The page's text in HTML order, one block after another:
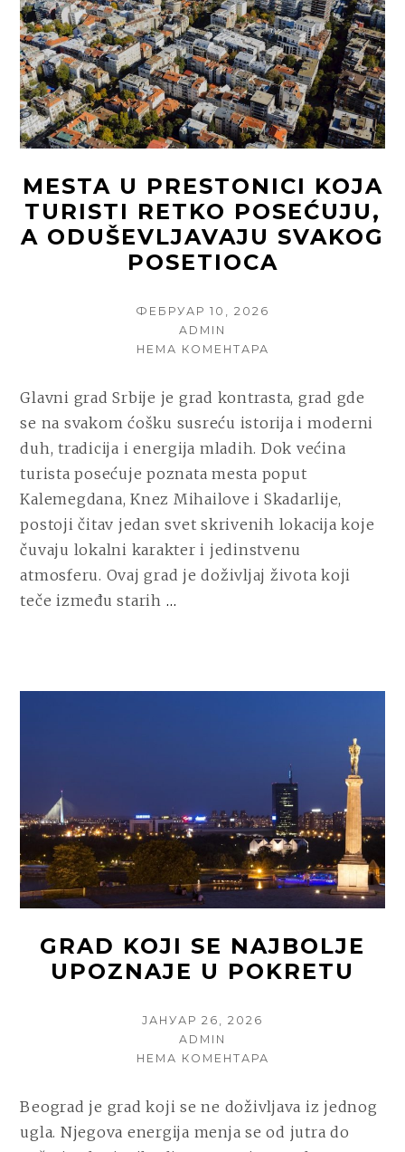
GDE
PUTOVANJA
POČINJU
MESTA U PRESTONICI KOJA
TURISTI RETKO POSEĆUJU,
A ODUŠEVLJAVAJU SVAKOG
POSETIOCA
POSTED
ФЕБРУАР 10, 2026
AUTHOR
ADMIN
НЕМА КОМЕНТАРА
PRESTONICI
KOJA
TURISTI
POSEĆUJU,
A
ODUŠEVLJAVAJU
POSETIOCA
Glavni grad Srbije je grad kontrasta, grad gde
se na svakom ćošku susreću istorija i moderni
duh, tradicija i energija mladih. Dok većina
turista posećuje poznata mesta poput
Kalemegdana, Knez Mihailove i Skadarlije,
postoji čitav jedan svet skrivenih lokacija koje
čuvaju lokalni karakter i jedinstvenu
atmosferu. Ovaj grad je doživljaj života koji
teče između starih …
A
ODUŠEVLJAVAJU
SVAKOG
POSETIOCA
GRAD KOJI SE NAJBOLJE
UPOZNAJE U POKRETU
POSTED
ЈАНУАР 26, 2026
AUTHOR
ADMIN
НЕМА КОМЕНТАРА
SE
NAJBOLJE
Beograd je grad koji se ne doživljava iz jednog
ugla. Njegova energija menja se od jutra do